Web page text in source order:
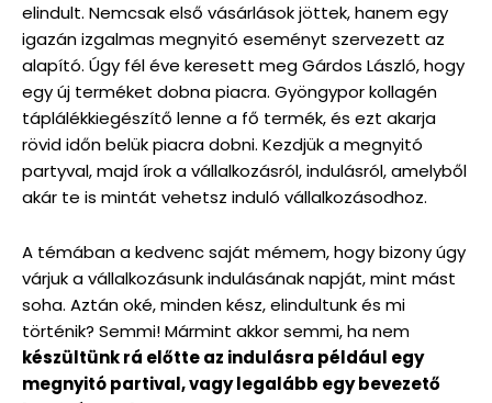
elindult. Nemcsak első vásárlások jöttek, hanem egy
igazán izgalmas megnyitó eseményt szervezett az
alapító. Úgy fél éve keresett meg Gárdos László, hogy
egy új terméket dobna piacra. Gyöngypor kollagén
táplálékkiegészítő lenne a fő termék, és ezt akarja
rövid időn belük piacra dobni. Kezdjük a megnyitó
partyval, majd írok a vállalkozásról, indulásról, amelyből
akár te is mintát vehetsz induló vállalkozásodhoz.
A témában a kedvenc saját mémem, hogy bizony úgy
várjuk a vállalkozásunk indulásának napját, mint mást
soha. Aztán oké, minden kész, elindultunk és mi
történik? Semmi! Mármint akkor semmi, ha nem
készültünk rá előtte az indulásra például egy
megnyitó partival, vagy legalább egy bevezető